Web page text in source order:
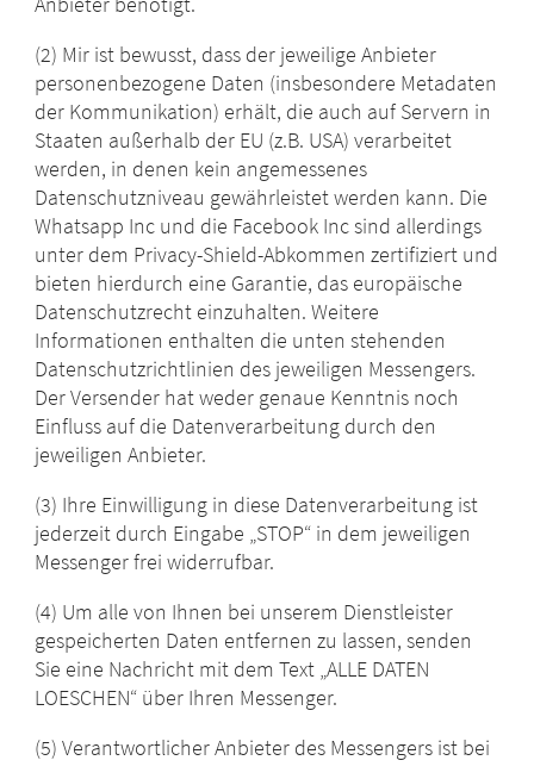
(2) Mir ist bewusst, dass der jeweilige Anbieter
personenbezogene Daten (insbesondere Metadaten
der Kommunikation) erhält, die auch auf Servern in
Staaten außerhalb der EU (z.B. USA) verarbeitet
werden, in denen kein angemessenes
Datenschutzniveau gewährleistet werden kann. Die
Whatsapp Inc und die Facebook Inc sind allerdings
unter dem Privacy-Shield-Abkommen zertifiziert und
bieten hierdurch eine Garantie, das europäische
Datenschutzrecht einzuhalten. Weitere
Informationen enthalten die unten stehenden
Datenschutzrichtlinien des jeweiligen Messengers.
Der Versender hat weder genaue Kenntnis noch
Einfluss auf die Datenverarbeitung durch den
jeweiligen Anbieter.
(3) Ihre Einwilligung in diese Datenverarbeitung ist
jederzeit durch Eingabe „STOP“ in dem jeweiligen
Messenger frei widerrufbar.
(4) Um alle von Ihnen bei unserem Dienstleister
gespeicherten Daten entfernen zu lassen, senden
Sie eine Nachricht mit dem Text „ALLE DATEN
LOESCHEN“ über Ihren Messenger.
(5) Verantwortlicher Anbieter des Messengers ist bei